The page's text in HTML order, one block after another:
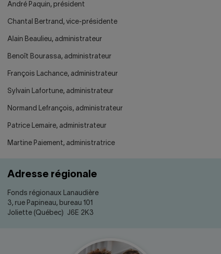
André Paquin, président
Chantal Bertrand, vice-présidente
Alain Beaulieu, administrateur
Benoît Bourassa, administrateur
François Lachance, administrateur
Sylvain Lafortune, administrateur
Normand Lefrançois, administrateur
Patrice Lemaire, administrateur
Martine Paiement, administratrice
Adresse régionale
Fonds régionaux Lanaudière
3, rue Papineau, bureau 101
Joliette (Québec) J6E 2K3